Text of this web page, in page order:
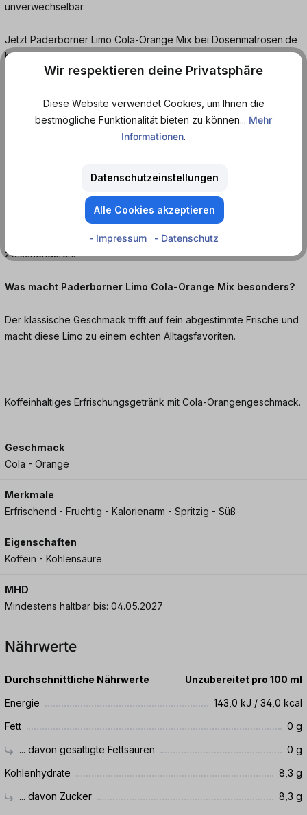
unverwechselbar.
Jetzt Paderborner Limo Cola-Orange Mix bei Dosenmatrosen.de
bestellen und den erfrischenden Geschmack genießen.
Wie schmeckt Paderborner Limo Cola-Orange Mix?
Balance aus Cola und Orange.
Wann passt Paderborner Limo Cola-Orange Mix am besten?
Ideal als Erfrischung im Alltag, beim Grillen oder einfach
zwischendurch.
Was macht Paderborner Limo Cola-Orange Mix besonders?
Der klassische Geschmack trifft auf fein abgestimmte Frische und
macht diese Limo zu einem echten Alltagsfavoriten.
Koffeinhaltiges Erfrischungsgetränk mit Cola-Orangengeschmack.
Geschmack
Cola - Orange
Merkmale
Erfrischend - Fruchtig - Kalorienarm - Spritzig - Süß
Eigenschaften
Koffein - Kohlensäure
MHD
Mindestens haltbar bis: 04.05.2027
Nährwerte
Durchschnittliche Nährwerte
Unzubereitet pro 100 ml
Energie
143,0 kJ / 34,0 kcal
Fett
0 g
... davon gesättigte Fettsäuren
0 g
Kohlenhydrate
8,3 g
... davon Zucker
8,3 g
Wir respektieren deine Privatsphäre
Diese Website verwendet Cookies, um Ihnen die
bestmögliche Funktionalität bieten zu können... Mehr
Informationen.
Datenschutzeinstellungen
Alle Cookies akzeptieren
- Impressum - Datenschutz